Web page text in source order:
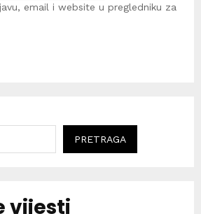
email i website u pregledniku za
PRETRAGA
vijesti